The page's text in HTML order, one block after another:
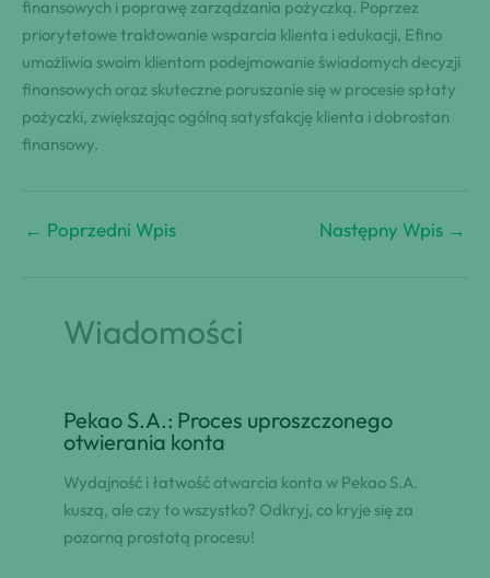
finansowych i poprawę zarządzania pożyczką. Poprzez
priorytetowe traktowanie wsparcia klienta i edukacji, Efino
umożliwia swoim klientom podejmowanie świadomych decyzji
finansowych oraz skuteczne poruszanie się w procesie spłaty
pożyczki, zwiększając ogólną satysfakcję klienta i dobrostan
finansowy.
← Poprzedni Wpis Następny Wpis →
Wiadomości
Pekao S.A.: Proces uproszczonego
otwierania konta
Wydajność i łatwość otwarcia konta w Pekao S.A.
kuszą, ale czy to wszystko? Odkryj, co kryje się za
pozorną prostotą procesu!